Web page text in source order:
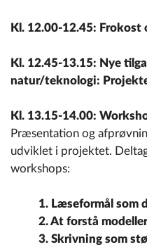
Kl. 12.00-12.45:
Kl. 12.45-13.15: Nye
natur/teknologi:
Kl. 13.15-14.00:
Præsentation og
udviklet i projektet.
workshops:
1. Læseformål
2. At forstå
3. Skrivning som